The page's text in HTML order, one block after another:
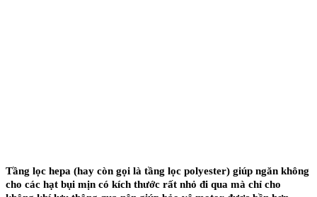
Tầng lọc hepa (hay còn gọi là tầng lọc polyester) giúp ngăn không
cho các hạt bụi mịn có kích thước rất nhỏ đi qua mà chỉ cho